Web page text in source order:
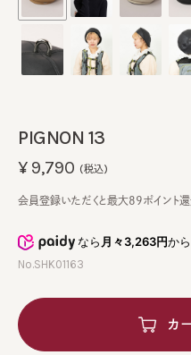
PIGNON 13
なら月々3,263円か
No.SHK01163
¥9,790 (税込)
会員登録いただくと最大89ポイント
カ